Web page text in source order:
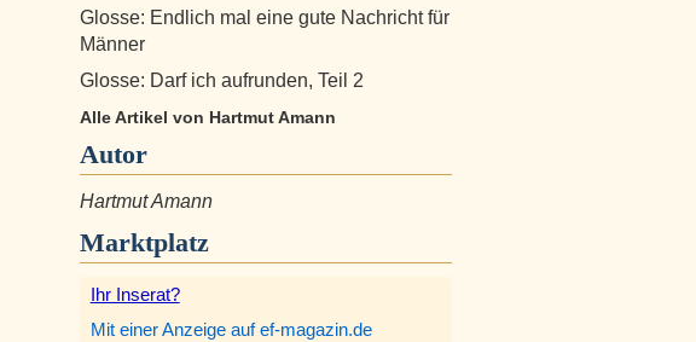
Glosse: Endlich mal eine gute Nachricht für
Männer
Glosse: Darf ich aufrunden, Teil 2
Alle Artikel von Hartmut Amann
Autor
Hartmut Amann
Marktplatz
Ihr Inserat?
Mit einer Anzeige auf ef-magazin.de